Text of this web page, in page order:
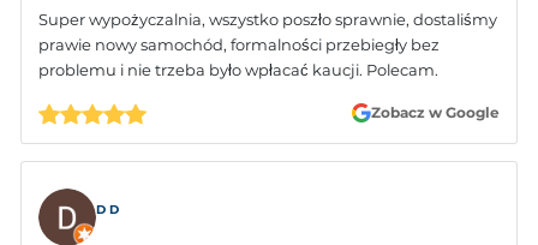
Super wypożyczalnia, wszystko poszło sprawnie, dostaliśmy
prawie nowy samochód, formalności przebiegły bez
problemu i nie trzeba było wpłacać kaucji. Polecam.
Zobacz w Google
D D